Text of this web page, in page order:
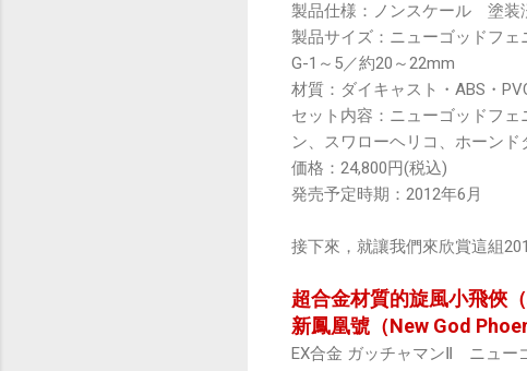
製品仕様：ノンスケール 塗装
製品サイズ：ニューゴッドフェ
G-1～5／約20～22mm
材質：ダイキャスト・ABS・
セット内容：ニューゴッドフ
ン、スワローヘリコ、ホーン
価格：24,800円(税込)
発売予定時期：2012年6月
接下來，就讓我們來欣賞這組
超合金材質的旋風小飛俠（
新鳳凰號（New God
EX合金 ガッチャマンⅡ ニュー